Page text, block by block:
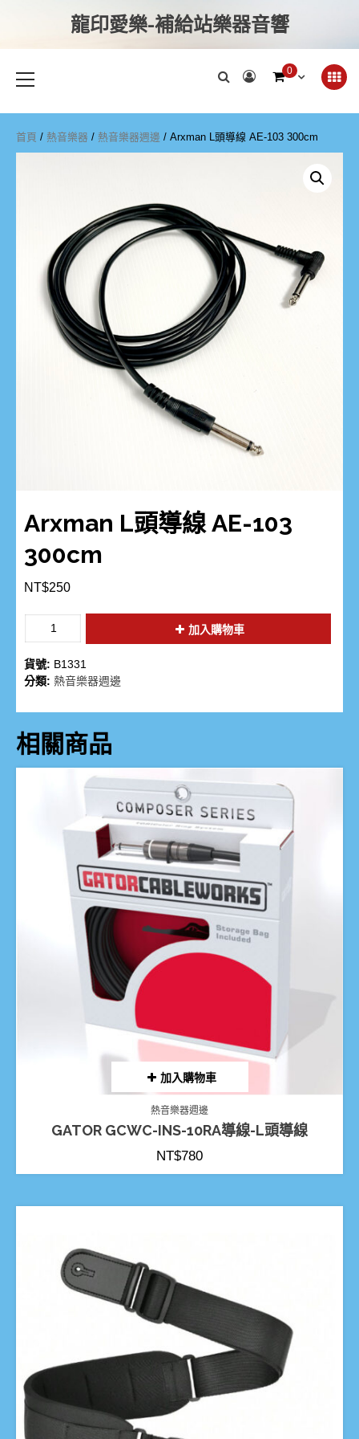
龍印愛樂-補給站樂器音響
0
首頁 / 熱音樂器 / 熱音樂器週邊 / Arxman L頭導線 AE-103 300cm
Arxman L頭導線 AE-103
300cm
NT$250
加入購物車
貨號: B1331
分類: 熱音樂器週邊
相關商品
加入購物車
熱音樂器週邊
GATOR GCWC-INS-10RA導線-L頭導線
NT$780